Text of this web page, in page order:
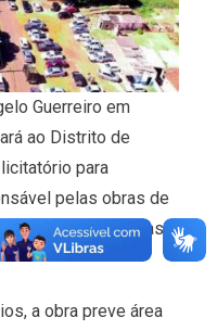
Guerreiro em
ao Distrito de
para
pelas obras de
em 8 ruas
a obra preve área